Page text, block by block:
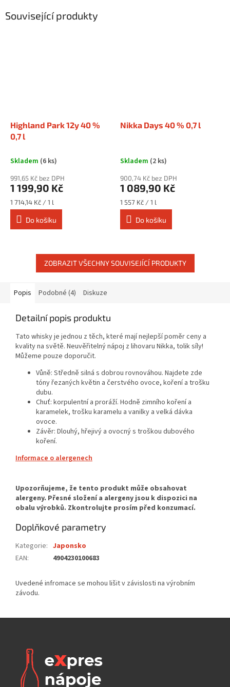
Související produkty
Highland Park 12y 40 %
0,7 l
Skladem (6 ks)
991,65 Kč bez DPH
1 199,90 Kč
Měrná
cena:
1 714,14 Kč / 1 l
Do košíku
Nikka Days 40 % 0,7 l
Skladem (2 ks)
900,74 Kč bez DPH
1 089,90 Kč
Měrná
cena:
1 557 Kč / 1 l
Do košíku
ZOBRAZIT VŠECHNY SOUVISEJÍCÍ PRODUKTY
Popis Podobné (4) Diskuze
Detailní popis produktu
Tato whisky je jednou z těch, které mají nejlepší poměr ceny a
kvality na světě. Neuvěřitelný nápoj z lihovaru Nikka, tolik síly!
Můžeme pouze doporučit.
Vůně: Středně silná s dobrou rovnováhou. Najdete zde
tóny řezaných květin a čerstvého ovoce, koření a trošku
dubu.
Chuť: korpulentní a proráží. Hodně zimního koření a
karamelek, trošku karamelu a vanilky a velká dávka
ovoce.
Závěr: Dlouhý, hřejivý a ovocný s troškou dubového
koření.
Informace o alergenech
Doplňkové parametry
Kategorie: Japonsko
EAN: 4904230100683